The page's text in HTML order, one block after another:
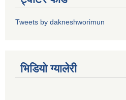
Tweets by dakneshworimun
भिडियाे ग्यालेरी